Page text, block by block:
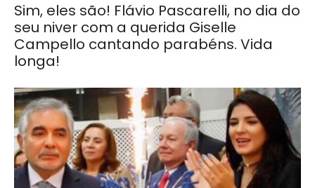
Sim, eles são! Flávio Pascarelli, no dia do
seu niver com a querida Giselle
Campello cantando parabéns. Vida
longa!